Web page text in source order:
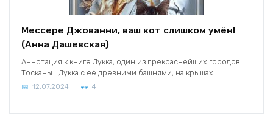
Мессере Джованни, ваш кот слишком умён!
(Анна Дашевская)
Аннотация к книге Лукка, один из прекраснейших городов
Тосканы… Лукка с её древними башнями, на крышах
12.07.2024 4